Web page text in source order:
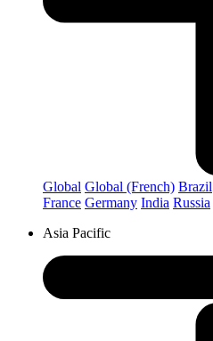
Global Global (French) Brazil
France Germany India Russia
Asia Pacific